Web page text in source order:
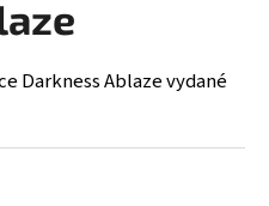
Darkness Ablaze vydané